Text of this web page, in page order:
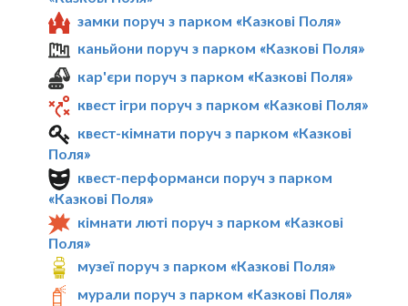
замки поруч з парком «Казкові Поля»
каньйони поруч з парком «Казкові Поля»
кар'єри поруч з парком «Казкові Поля»
квест ігри поруч з парком «Казкові Поля»
квест-кімнати поруч з парком «Казкові
Поля»
квест-перформанси поруч з парком
«Казкові Поля»
кімнати люті поруч з парком «Казкові
Поля»
музеї поруч з парком «Казкові Поля»
мурали поруч з парком «Казкові Поля»